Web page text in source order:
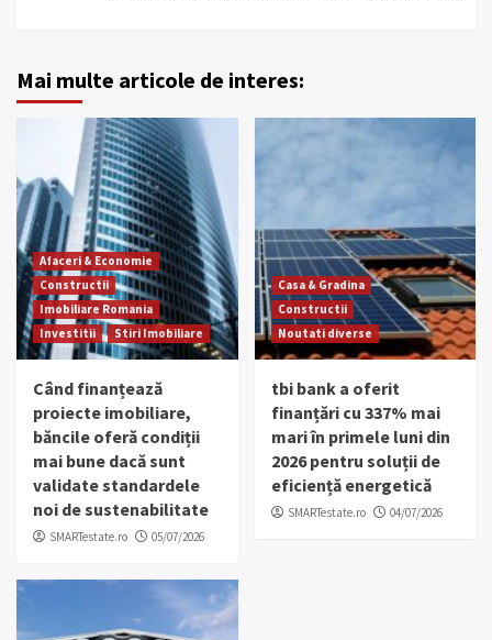
Mai multe articole de interes:
Afaceri & Economie
Constructii
Imobiliare Romania
Investitii
Stiri Imobiliare
Când finanțează
proiecte imobiliare,
băncile oferă condiții
mai bune dacă sunt
validate standardele
noi de sustenabilitate
SMARTestate.ro 05/07/2026
Casa & Gradina
Constructii
Noutati diverse
tbi bank a oferit
finanțări cu 337% mai
mari în primele luni din
2026 pentru soluții de
eficiență energetică
SMARTestate.ro 04/07/2026